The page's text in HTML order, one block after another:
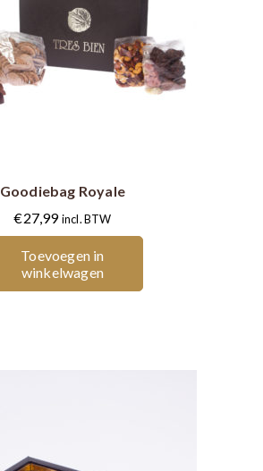
Goodiebag Royale
€27,99 incl. BTW
Toevoegen in
winkelwagen